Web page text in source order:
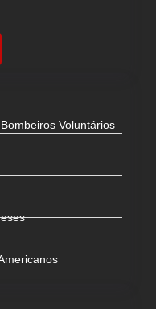
Voluntários